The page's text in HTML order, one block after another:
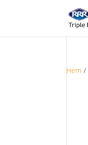
Hem /